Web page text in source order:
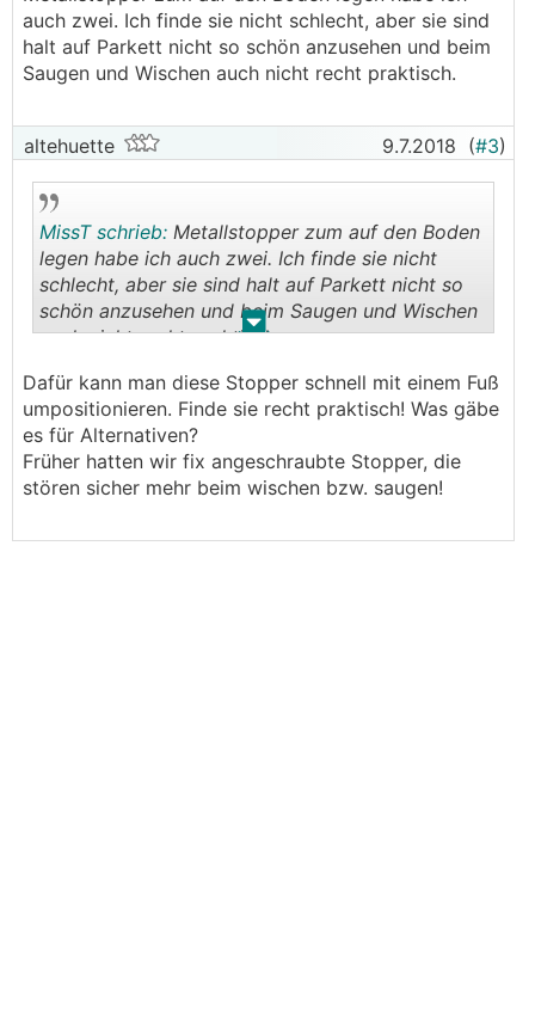
auch zwei. Ich finde sie nicht schlecht, aber sie sind
halt auf Parkett nicht so schön anzusehen und beim
Saugen und Wischen auch nicht recht praktisch.
altehuette 9.7.2018 (#3)
. .
MissT schrieb: Metallstopper zum auf den Boden
legen habe ich auch zwei. Ich finde sie nicht
schlecht, aber sie sind halt auf Parkett nicht so
schön anzusehen und beim Saugen und Wischen
auch nicht recht praktisch.
Dafür kann man diese Stopper schnell mit einem Fuß
umpositionieren. Finde sie recht praktisch! Was gäbe
es für Alternativen?
Früher hatten wir fix angeschraubte Stopper, die
stören sicher mehr beim wischen bzw. saugen!